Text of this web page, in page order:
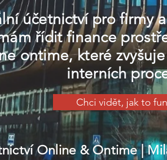
účetnictví pro firmy
řídit finance
ontime, které
interních
Chci vidět, jak to
Online & Ontime|